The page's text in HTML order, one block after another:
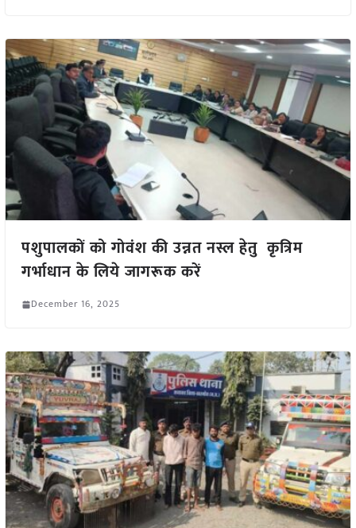
पशुपालकों को गोवंश की उन्नत नस्ल हेतु कृत्रिम
गर्भाधान के लिये जागरूक करें
December 16, 2025